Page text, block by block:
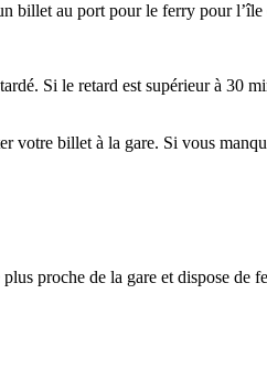
billet au port pour le ferry pour
Si le retard est supérieur à 30
votre billet à la gare. Si vous
proche de la gare et dispose